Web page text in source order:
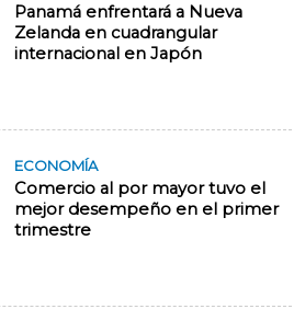
Panamá enfrentará a Nueva
Zelanda en cuadrangular
internacional en Japón
ECONOMÍA
Comercio al por mayor tuvo el
mejor desempeño en el primer
trimestre